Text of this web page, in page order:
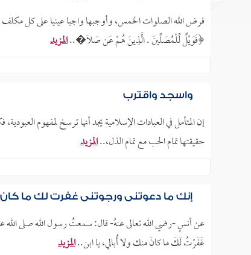
فرض الله الصلوات الخمس، وأوجبها واجبا عينيا على كل
﴿فَوَيْلٌ لِّلْمُصَلِّينَ . الَّذِينَ هُمْ عَن صَلَا�..المزيد
واسجد واقترب
إن المتأمل في العبادات الإسلامية يجد أنها ترسخ لمفهوم
حقيقتها تمام الحب مع تمام الذل،..المزيد
إنك ما دعوتني ورجوتني غفرت لك ما كان
غَفَرْتُ لَكَ ما كانَ منك ولا أُبالي، يا ابن..المزيد